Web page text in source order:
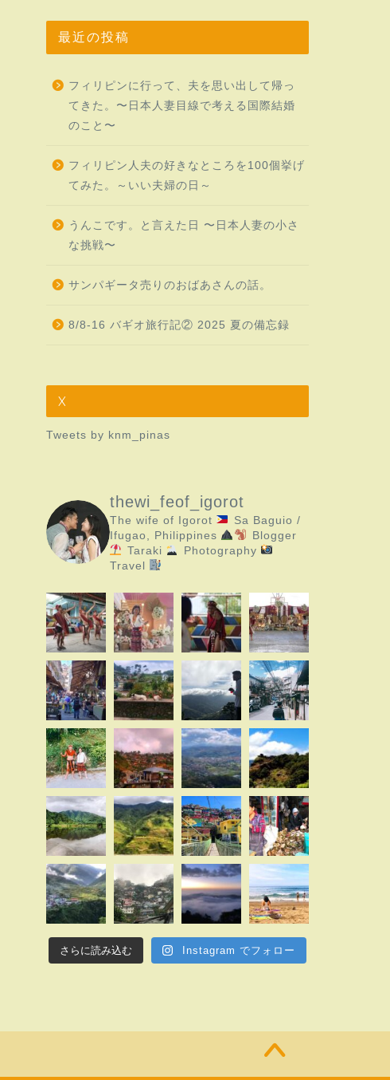
最近の投稿
フィリピンに行って、夫を思い出して帰っ
てきた。〜日本人妻目線で考える国際結婚
のこと〜
フィリピン人夫の好きなところを100個挙げ
てみた。～いい夫婦の日～
うんこです。と言えた日 〜日本人妻の小さ
な挑戦〜
サンパギータ売りのおばあさんの話。
8/8-16 バギオ旅行記② 2025 夏の備忘録
X
Tweets by knm_pinas
thewi_feof_igorot
The wife of Igorot
Sa Baguio /
Ifugao, Philippines
Blogger
Taraki
Photography
Travel
さらに読み込む Instagram でフォロー